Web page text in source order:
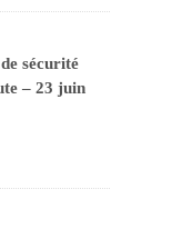
sécurité
– 23 juin